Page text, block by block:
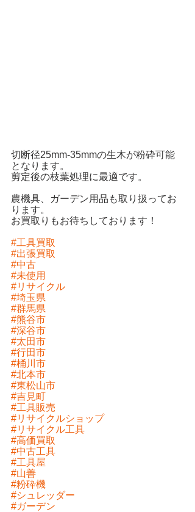
切断径25mm-35mmの生木が粉砕可能
となります。
剪定後の枝葉処理に最適です。
農機具、ガーデン用品も取り扱ってお
ります。
お買取りもお待ちしております！
#工具買取
#出張買取
#中古
#未使用
#リサイクル
#埼玉県
#群馬県
#熊谷市
#深谷市
#太田市
#行田市
#桶川市
#北本市
#東松山市
#吉見町
#工具販売
#リサイクルショップ
#リサイクル工具
#高価買取
#中古工具
#工具屋
#山善
#粉砕機
#シュレッダー
#ガーデン